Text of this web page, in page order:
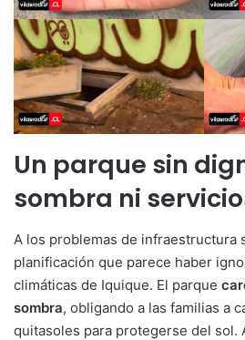
Un parque sin
sombra ni
A los problemas de infraestructura
planificación que parece haber
climáticas de Iquique. El parque
sombra, obligando a las familias a
quitasoles para protegerse del sol.